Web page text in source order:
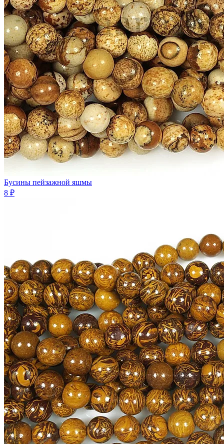
Бусины пейзажной яшмы
8 ₽